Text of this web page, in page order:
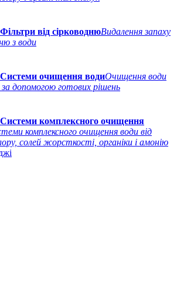
Фільтри від сірководнюВидалення запаху
з води
Системи очищення водиОчищення води
за допомогою готових рішень
Системи комплексного очищення
комплексного очищення води від
солей жорсткості, органіки і амонію